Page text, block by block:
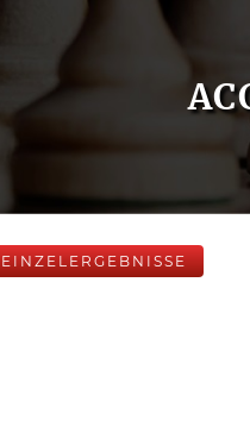
EINZELERGEBNISSE